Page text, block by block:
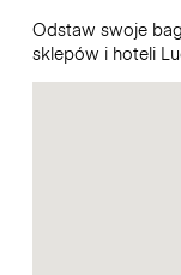
Odstaw swoje
sklepów i hoteli